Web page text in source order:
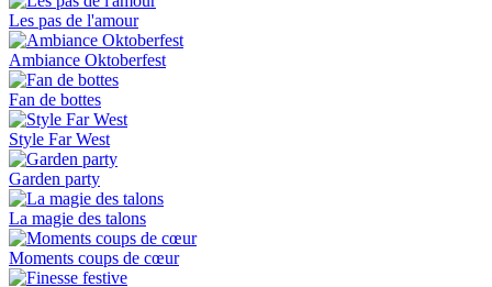
Les pas de l'amour
Ambiance Oktoberfest
Fan de bottes
Style Far West
Garden party
La magie des talons
Moments coups de cœur